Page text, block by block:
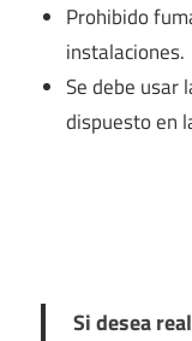
Prohibido
instalaciones.
Se debe usar
dispuesto en
Si desea